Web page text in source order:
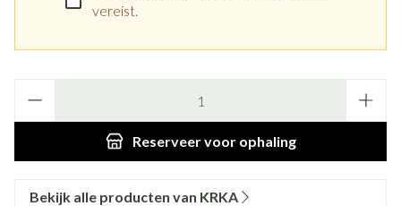
vereist.
Reserveervoor ophaling
Bekijk alle producten van KRKA